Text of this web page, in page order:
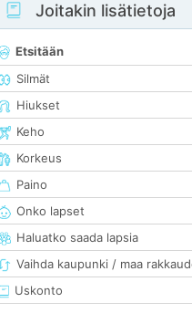
Joitakin lisätietoja
Etsitään
Silmät
Hiukset
Keho
Korkeus
Paino
Onko lapset
Haluatko saada lapsia
Vaihda kaupunki / maa
Uskonto